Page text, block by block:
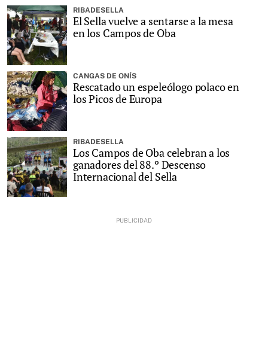
RIBADESELLA
El Sella vuelve a sentarse a la mesa
en los Campos de Oba
CANGAS DE ONÍS
Rescatado un espeleólogo polaco en
los Picos de Europa
RIBADESELLA
Los Campos de Oba celebran a los
ganadores del 88.º Descenso
Internacional del Sella